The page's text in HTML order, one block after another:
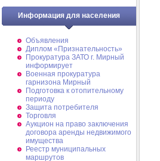
Информация для населения
Объявления
Диплом «Признательность»
Прокуратура ЗАТО г. Мирный
информирует
Военная прокуратура
гарнизона Мирный
Подготовка к отопительному
периоду
Защита потребителя
Торговля
Аукцион на право заключения
договора аренды недвижимого
имущества
Реестр муниципальных
маршрутов